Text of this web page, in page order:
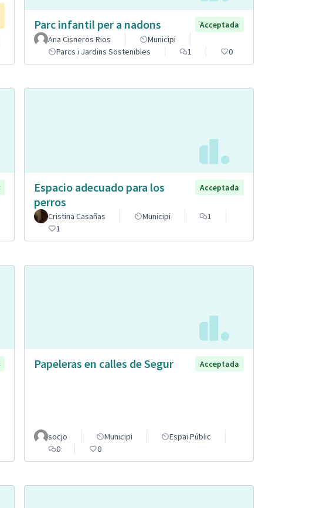
Parc infantil per a nadons
Acceptada
Ana Cisneros Rios
Municipi
Parcs i Jardins Sostenibles
1 0
Espacio adecuado para los
perros
Acceptada
Cristina Casañas Municipi
1
1
Papeleras en calles de Segur Acceptada
socjo Municipi
Espai Públic
0
0